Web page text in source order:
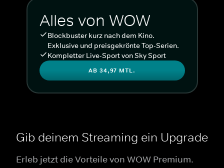
Alles von WOW
Blockbuster kurz nach dem Kino.
Exklusive und preisgekrönte Top-Serien.
Kompletter Live-Sport von Sky Sport
AB 34,97 MTL.
Gib deinem Streaming ein Upgrade
Erleb jetzt die Vorteile von WOW Premium.